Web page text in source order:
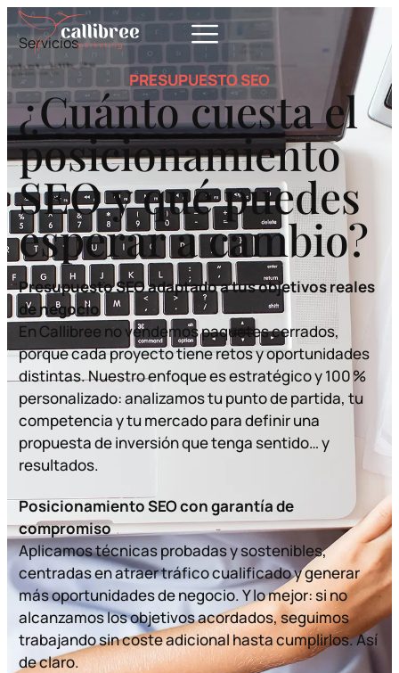
contenido
Servicios
PRESUPUESTO SEO
¿Cuánto cuesta el
posicionamiento
SEO y qué puedes
esperar a cambio?
Presupuesto SEO adaptado a tus objetivos reales
de negocio
En Callibree no vendemos paquetes cerrados,
porque cada proyecto tiene retos y oportunidades
distintas. Nuestro enfoque es estratégico y 100 %
personalizado: analizamos tu punto de partida, tu
competencia y tu mercado para definir una
propuesta de inversión que tenga sentido… y
resultados.
Posicionamiento SEOcon garantía de
compromiso
Aplicamos técnicas probadas y sostenibles,
centradas en atraer tráfico cualificado y generar
más oportunidades de negocio. Y lo mejor: si no
alcanzamos los objetivos acordados, seguimos
trabajando sin coste adicional hasta cumplirlos. Así
de claro.